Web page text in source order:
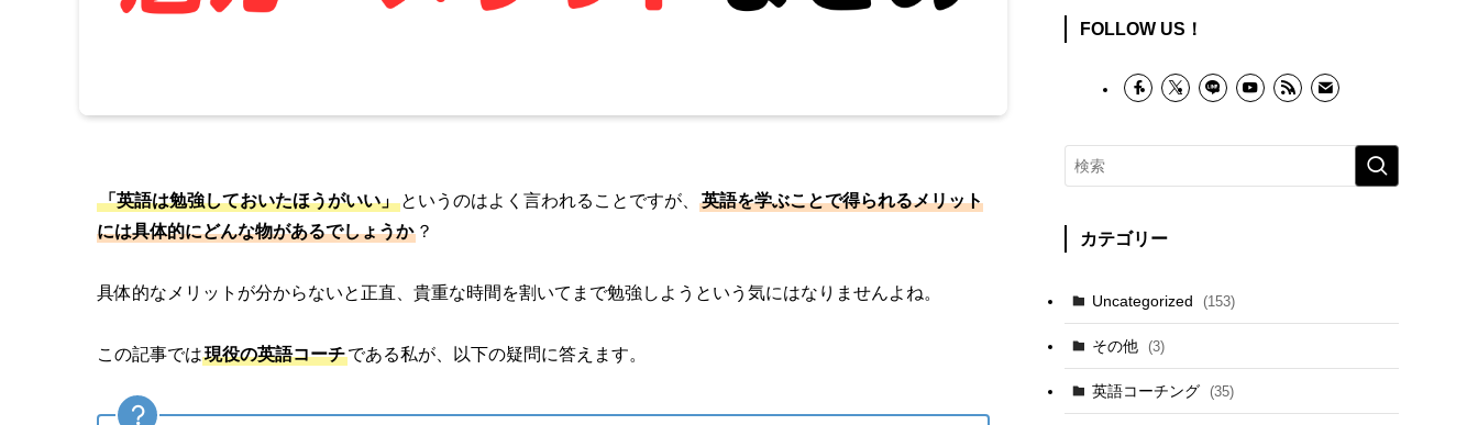
「英語は勉強しておいたほうがいい」 というのはよく言われることですが、
英語を学ぶことで得られるメリット
には具体的にどんな物があるでしょうか ？
具体的なメリットが分からないと正直、貴重な時間を割いてまで勉強しようという気にはなりませんよね。
この記事では現役の英語コーチである私が、以下の疑問に答えます。
FOLLOW US！
カテゴリー
Uncategorized (153)
その他 (3)
英語コーチング (35)